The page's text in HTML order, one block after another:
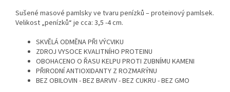
Sušené masové pamlsky ve tvaru penízků – proteinový pamlsek.
Velikost „penízků“ je cca: 3,5 -4 cm.
SKVĚLÁ ODMĚNA PŘI VÝCVIKU
ZDROJ VYSOCE KVALITNÍHO PROTEINU
OBOHACENO O ŘASU KELPU PROTI ZUBNÍMU KAMENI
PŘIRODNÍ ANTIOXIDANTY Z ROZMARÝNU
BEZ OBILOVIN - BEZ BARVIV - BEZ CUKRU - BEZ GMO